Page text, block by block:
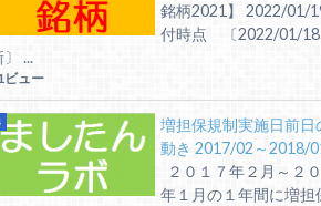
銘柄2021】 2022/
付時点 〔2022/01/
〕 ...
ビュー
増担保規制実施日前日
動き 2017/02～2018/
２０１７年２月～２
年１月の１年間に増担